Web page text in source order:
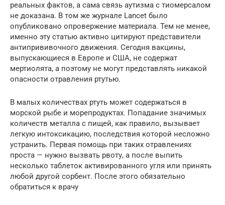
реальных фактов, а сама связь аутизма с тиомерсалом
не доказана. В том же журнале Lancet было
опубликовано опровержение материала. Тем не менее,
именно эту статью активно цитируют представители
антипрививочного движения. Сегодня вакцины,
выпускающиеся в Европе и США, не содержат
мертиолята, а поэтому не могут представлять никакой
опасности отравления ртутью.
В малых количествах ртуть может содержаться в
морской рыбе и морепродуктах. Попадание значимых
количеств металла с пищей, как правило, вызывает
легкую интоксикацию, последствия которой несложно
устранить. Первая помощь при таких отравлениях
проста — нужно вызвать рвоту, а после выпить
несколько таблеток активированного угля или принять
любой другой сорбент. После этого обязательно
обратиться к врачу